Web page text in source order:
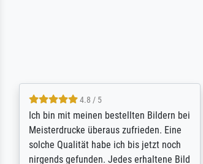
5 / 5
Rundum positive Erfahrung. Die
Ausführung des Auftrags hat eine Weile
gedauert, die angekündigte Lieferzeit
wurde aber letztlich sogar etwas